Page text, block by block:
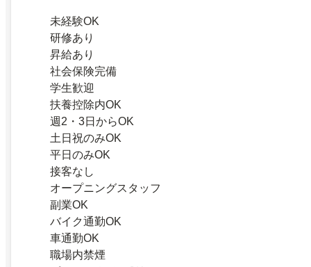
未経験OK
研修あり
昇給あり
社会保険完備
学生歓迎
扶養控除内OK
週2・3日からOK
土日祝のみOK
平日のみOK
接客なし
オープニングスタッフ
副業OK
バイク通勤OK
車通勤OK
職場内禁煙